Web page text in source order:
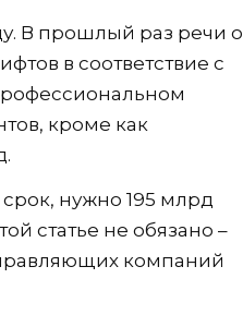
В прошлый раз речи о
в соответствие с
кроме как
нужно 195 млрд
статье не обязано –
компаний